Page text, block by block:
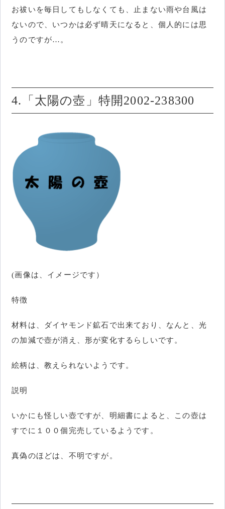
お祓いを毎日してもしなくても、止まない雨や台風は
ないので、いつかは必ず晴天になると、個人的には思
うのですが…。
4.「太陽の壺」特開2002-238300
(画像は、イメージです）
特徴
材料は、ダイヤモンド鉱石で出来ており、なんと、光
の加減で壺が消え、形が変化するらしいです。
絵柄は、教えられないようです。
説明
いかにも怪しい壺ですが、明細書によると、この壺は
すでに１００個完売しているようです。
真偽のほどは、不明ですが。